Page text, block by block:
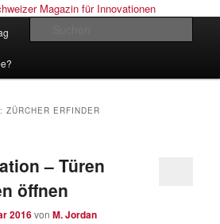
– Das Schweizer
ZÜRCHER ERFINDER
– Türen
öffnen
2016vonM. Jordan